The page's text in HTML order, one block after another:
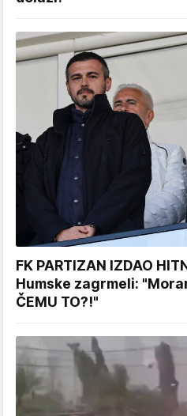
FK PARTIZAN IZDAO
Humske zagrmeli:
ČEMU TO?!"